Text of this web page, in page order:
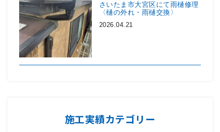
さいたま市大宮区にて雨樋修理
〈樋の外れ・雨樋交換〉
2026.04.21
施工実績カテゴリー